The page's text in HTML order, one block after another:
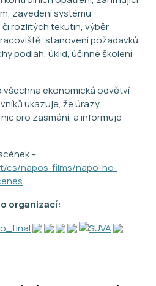
zavedení systému
rozlitých tekutin, výběr
stanovení požadavků
podlah, úklid, účinné školení
všechna ekonomická odvětví
ukazuje, že úrazy
pro zasmání, a informuje
–
cs/napos-films/napo-no-
.
organizací: